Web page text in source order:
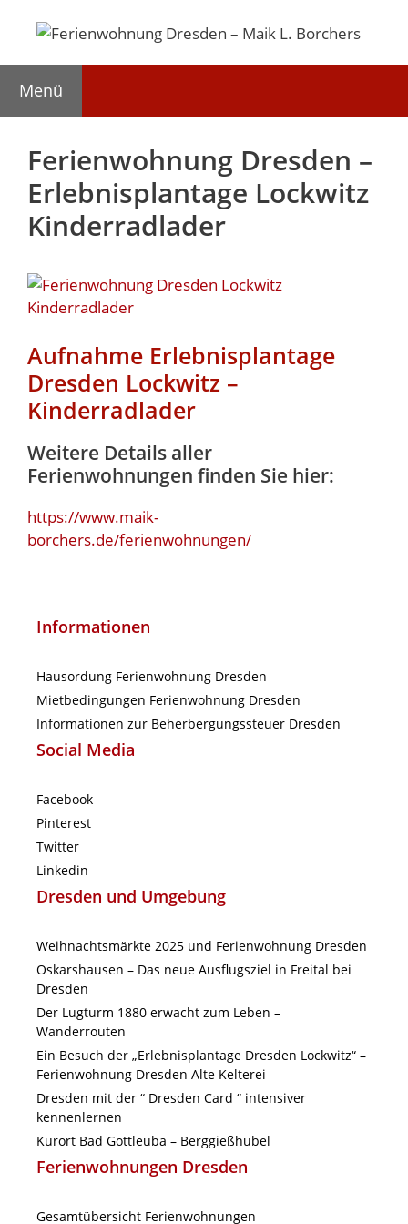
Inhalt
Menü
Ferienwohnung Dresden –
Erlebnisplantage Lockwitz
Kinderradlader
Aufnahme Erlebnisplantage
Dresden Lockwitz –
Kinderradlader
Weitere Details aller
Ferienwohnungen finden Sie hier:
https://www.maik-
borchers.de/ferienwohnungen/
Informationen
Hausordung Ferienwohnung Dresden
Mietbedingungen Ferienwohnung Dresden
Informationen zur Beherbergungssteuer Dresden
Social Media
Facebook
Pinterest
Twitter
Linkedin
Dresden und Umgebung
Weihnachtsmärkte 2025 und Ferienwohnung Dresden
Oskarshausen – Das neue Ausflugsziel in Freital bei
Dresden
Der Lugturm 1880 erwacht zum Leben –
Wanderrouten
Ein Besuch der „Erlebnisplantage Dresden Lockwitz“ –
Ferienwohnung Dresden Alte Kelterei
Dresden mit der “ Dresden Card “ intensiver
kennenlernen
Kurort Bad Gottleuba – Berggießhübel
Ferienwohnungen Dresden
Gesamtübersicht Ferienwohnungen